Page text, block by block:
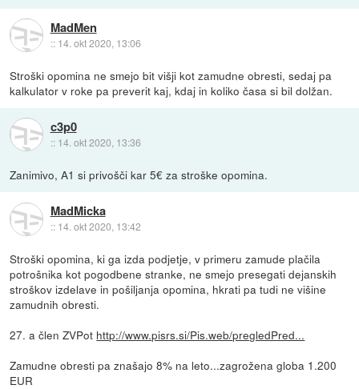
MadMen
:: 14. okt 2020, 13:06
Stroški opomina ne smejo bit višji kot zamudne obresti, sedaj pa
kalkulator v roke pa preverit kaj, kdaj in koliko časa si bil dolžan.
c3p0
:: 14. okt 2020, 13:36
Zanimivo, A1 si privošči kar 5€ za stroške opomina.
MadMicka
:: 14. okt 2020, 13:42
Stroški opomina, ki ga izda podjetje, v primeru zamude plačila
potrošnika kot pogodbene stranke, ne smejo presegati dejanskih
stroškov izdelave in pošiljanja opomina, hkrati pa tudi ne višine
zamudnih obresti.
27. a člen ZVPot http://www.pisrs.si/Pis.web/pregledPred...
Zamudne obresti pa znašajo 8% na leto...zagrožena globa 1.200
EUR